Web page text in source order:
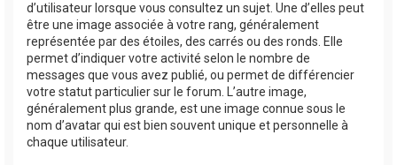
d’utilisateur lorsque vous consultez un sujet. Une d’elles peut
être une image associée à votre rang, généralement
représentée par des étoiles, des carrés ou des ronds. Elle
permet d’indiquer votre activité selon le nombre de
messages que vous avez publié, ou permet de différencier
votre statut particulier sur le forum. L’autre image,
généralement plus grande, est une image connue sous le
nom d’avatar qui est bien souvent unique et personnelle à
chaque utilisateur.